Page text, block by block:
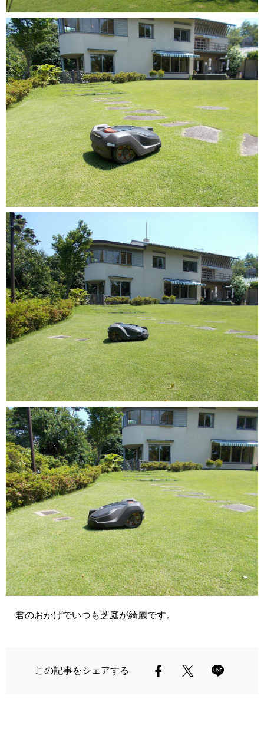
君のおかげでいつも芝庭が綺麗です。
この記事をシェアする